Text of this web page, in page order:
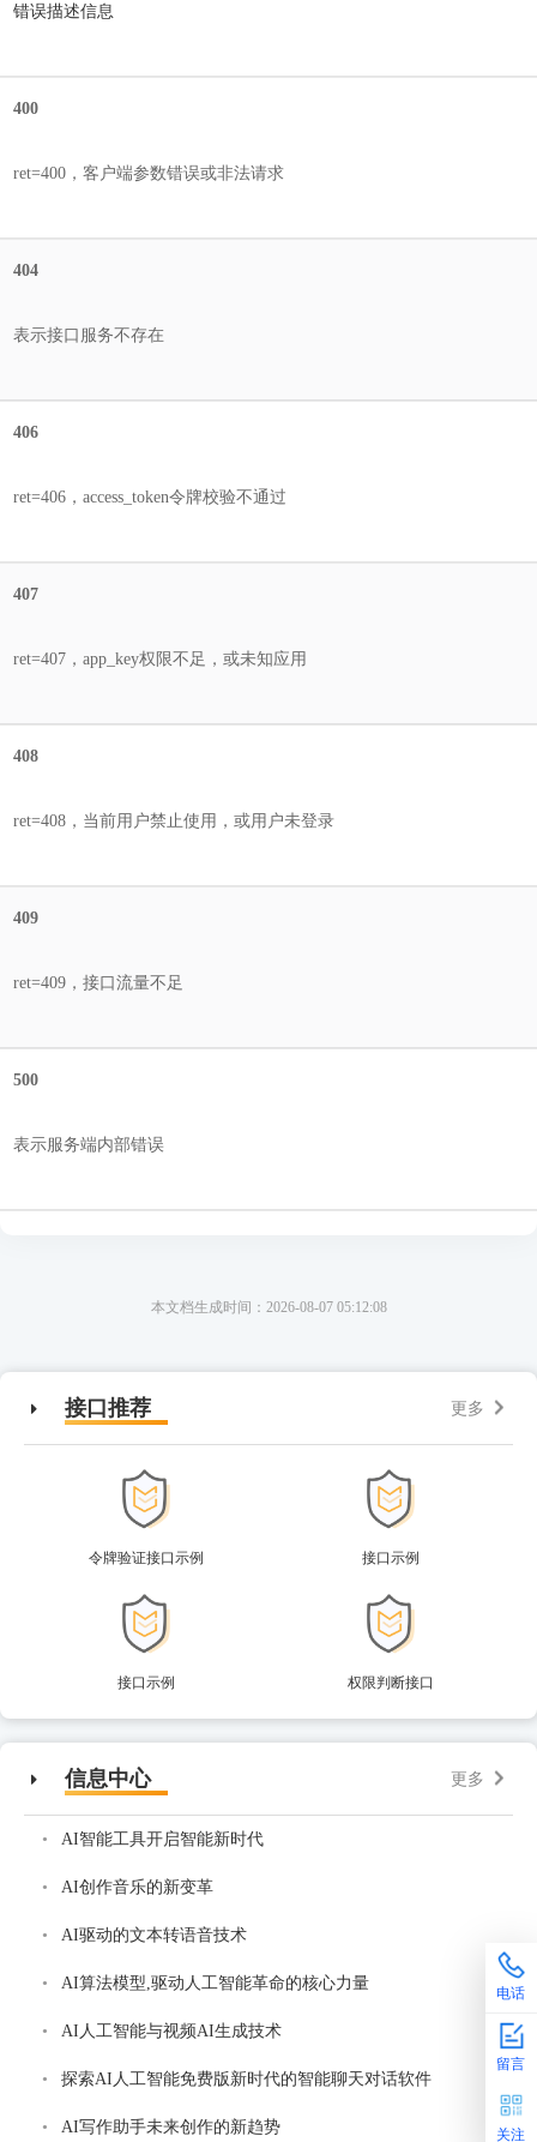
错误描述信息
400
ret=400，客户端参数错误或非法请求
404
表示接口服务不存在
406
ret=406，access_token令牌校验不通过
407
ret=407，app_key权限不足，或未知应用
408
ret=408，当前用户禁止使用，或用户未登录
409
ret=409，接口流量不足
500
表示服务端内部错误
本文档生成时间：2026-08-07 05:12:08
接口推荐 更多
令牌验证接口示例 接口示例
接口示例 权限判断接口
信息中心 更多
AI智能工具开启智能新时代
AI创作音乐的新变革
AI驱动的文本转语音技术
AI算法模型,驱动人工智能革命的核心力量
AI人工智能与视频AI生成技术
探索AI人工智能免费版新时代的智能聊天对话软件
AI写作助手未来创作的新趋势
电话
留言
关注